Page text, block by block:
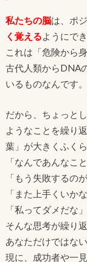
私たちの脳は、ポ
く覚えるようにで
これは「危険から
古代人類からDNA
いるものなんです。
だから、ちょっと
ようなことを繰り
葉」が大きくふく
「なんであんなこ
「もう失敗するの
「また上手くいか
「私ってダメだな」
そんな思考が繰り
あなただけではな
現に、成功者や一